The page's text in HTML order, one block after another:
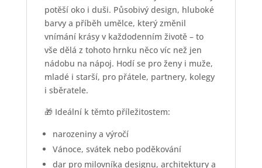
potěší oko i duši. Působivý design, hluboké
barvy a příběh umělce, který změnil
vnímání krásy v každodenním životě – to
vše dělá z tohoto hrnku něco víc než jen
nádobu na nápoj. Hodí se pro ženy i muže,
mladé i starší, pro přátele, partnery, kolegy
i sběratele.
🎁 Ideální k těmto příležitostem:
narozeniny a výročí
Vánoce, svátek nebo poděkování
dar pro milovníka designu, architektury a